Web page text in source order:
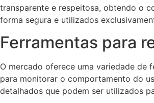
transparente e respeitosa, obtendo o
forma segura e utilizados
Ferramentas para
O mercado oferece uma variedade de
para monitorar o comportamento do
detalhados que podem ser utilizados